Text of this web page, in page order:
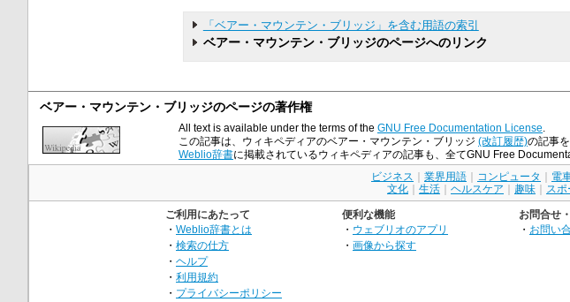
「ベアー・マウンテン・ブリッジ」を含む用語の索引
ベアー・マウンテン・ブリッジのページへのリンク
ベアー・マウンテン・ブリッジのページの著作権
All text is available under the terms of the GNU Free Documentation License.
この記事は、ウィキペディアのベアー・マウンテン・ブリッジ (改訂履歴)の記事
Weblio辞書に掲載されているウィキペディアの記事も、全てGNU Free
ビジネス 業界用語 コンピュータ 電
文化
生活 ヘルスケア 趣味 スポ
ご利用にあたって
・ Weblio辞書とは
・ 検索の仕方
・ ヘルプ
・ 利用規約
・ プライバシーポリシー
便利な機能
・ ウェブリオのアプリ
・ 画像から探す
お問合せ
・ お問い